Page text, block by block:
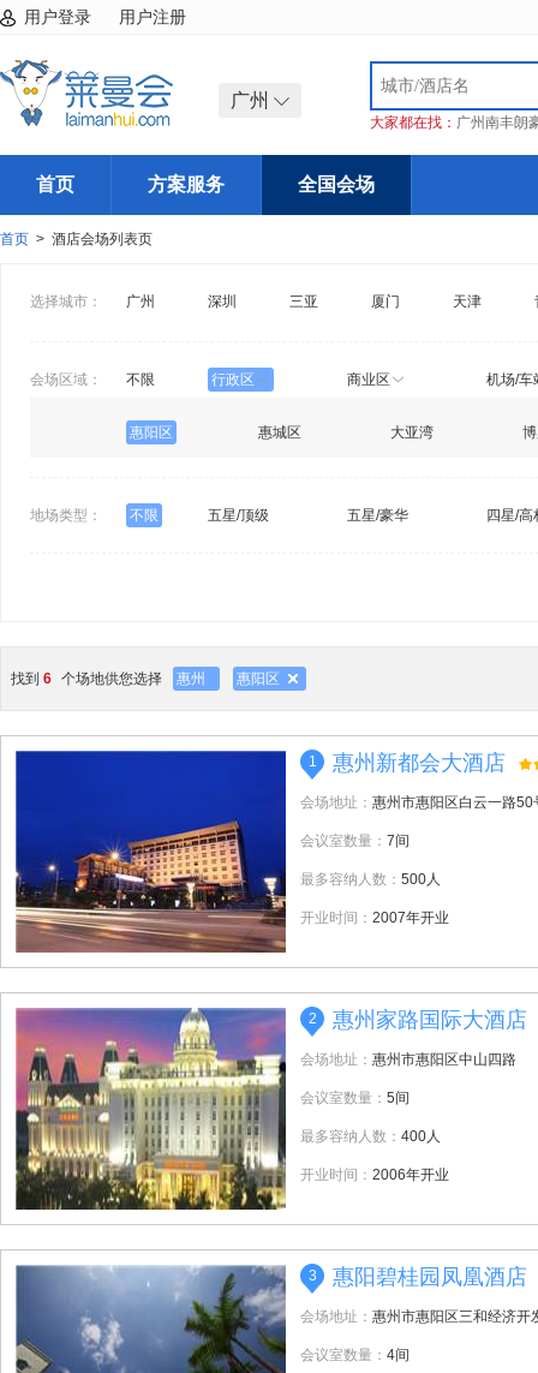
用户登录 用户注册
广州
大家都在找： 广州南丰朗
首页 方案服务 全国会场
首页 > 酒店会场列表页
选择城市： 广州 深圳 三亚 厦门 天津
会场区域： 不限 行政区 商业区 机场/车
惠阳区 惠城区 大亚湾
地场类型： 不限 五星/顶级 五星/豪华 四星/高
找到 6 个场地供您选择 惠州 惠阳区
1 惠州新都会大酒店
会场地址： 惠州市惠阳区白云一路50
会议室数量： 7间
最多容纳人数： 500人
开业时间： 2007年开业
2 惠州家路国际大酒店
会场地址： 惠州市惠阳区中山四路
会议室数量： 5间
最多容纳人数： 400人
开业时间： 2006年开业
3 惠阳碧桂园凤凰酒店
会场地址： 惠州市惠阳区三和经济开
会议室数量： 4间